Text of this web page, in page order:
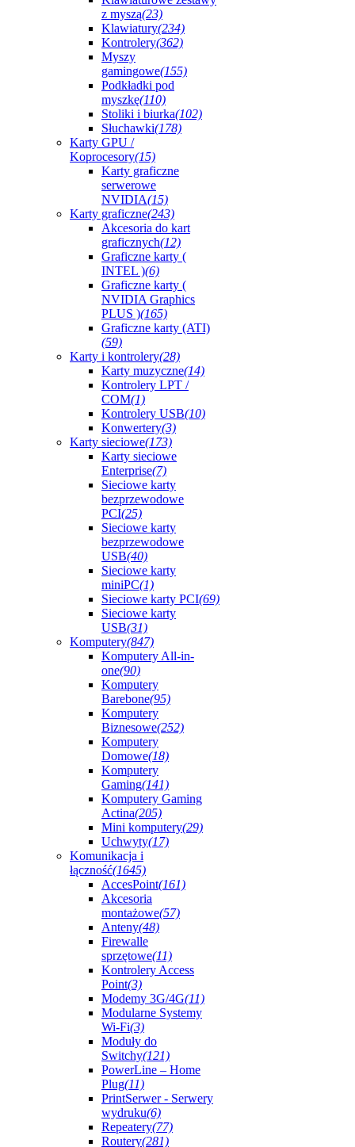
z myszą(23)
Klawiatury(234)
Kontrolery(362)
Myszy
gamingowe(155)
Podkładki pod
myszkę(110)
Stoliki i biurka(102)
Słuchawki(178)
Karty GPU /
Koprocesory(15)
Karty graficzne
serwerowe
NVIDIA(15)
Karty graficzne(243)
Akcesoria do kart
graficznych(12)
Graficzne karty (
INTEL )(6)
Graficzne karty (
NVIDIA Graphics
PLUS )(165)
Graficzne karty (ATI)
(59)
Karty i kontrolery(28)
Karty muzyczne(14)
Kontrolery LPT /
COM(1)
Kontrolery USB(10)
Konwertery(3)
Karty sieciowe(173)
Karty sieciowe
Enterprise(7)
Sieciowe karty
bezprzewodowe
PCI(25)
Sieciowe karty
bezprzewodowe
USB(40)
Sieciowe karty
miniPC(1)
Sieciowe karty PCI(69)
Sieciowe karty
USB(31)
Komputery(847)
Komputery All-in-
one(90)
Komputery
Barebone(95)
Komputery
Biznesowe(252)
Komputery
Domowe(18)
Komputery
Gaming(141)
Komputery Gaming
Actina(205)
Mini komputery(29)
Uchwyty(17)
Komunikacja i
łączność(1645)
AccesPoint(161)
Akcesoria
montażowe(57)
Anteny(48)
Firewalle
sprzętowe(11)
Kontrolery Access
Point(3)
Modemy 3G/4G(11)
Modularne Systemy
Wi-Fi(3)
Moduły do
Switchy(121)
PowerLine – Home
Plug(11)
PrintSerwer - Serwery
wydruku(6)
Repeatery(77)
Routery(281)